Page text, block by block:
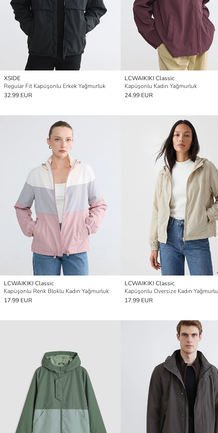
XSIDE
Regular Fit Kapüşonlu Erkek Yağmurluk
32.99 EUR
LCWAIKIKI Classic
Kapüşonlu Kadın Yağmurluk
24.99 EUR
LCWAIKIKI Classic
Kapüşonlu Renk Bloklu Kadın Yağmurluk
17.99 EUR
LCWAIKIKI Classic
Kapüşonlu Oversize Kadın
17.99 EUR